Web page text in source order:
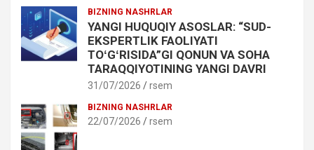
BIZNING NASHRLAR
YANGI HUQUQIY ASOSLAR: “SUD-
EKSPERTLIK FAOLIYATI
TOʻGʻRISIDA”GI QONUN VA SOHA
TARAQQIYOTINING YANGI DAVRI
31/07/2026 rsem
BIZNING NASHRLAR
22/07/2026 rsem